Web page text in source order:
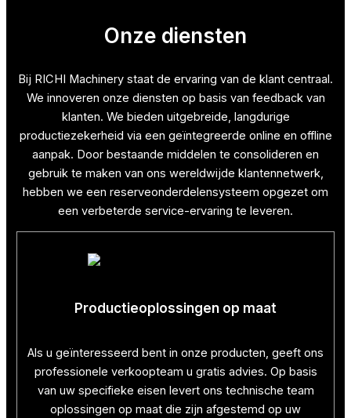
Onze diensten
Bij RICHI Machinery staat de ervaring van de klant centraal.
We innoveren onze diensten op basis van feedback van
klanten. We bieden uitgebreide, langdurige
productiezekerheid via een geïntegreerde online en offline
aanpak. Door bestaande middelen te consolideren en
gebruik te maken van ons wereldwijde klantennetwerk,
hebben we een reserveonderdelensysteem opgezet om
een verbeterde service-ervaring te leveren.
Productieoplossingen op maat
Als u geïnteresseerd bent in onze producten, geeft ons
professionele verkoopteam u gratis advies. Op basis
van uw specifieke eisen levert ons technische team
oplossingen op maat die zijn afgestemd op uw